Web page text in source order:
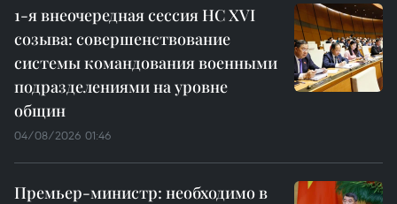
1-я внеочередная сессия НС XVI
созыва: совершенствование
системы командования военными
подразделениями на уровне
общин
04/08/2026 01:46
Премьер-министр: необходимо в